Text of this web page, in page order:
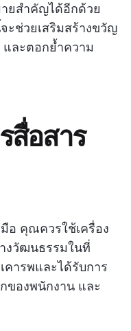
ยสำคัญได้อีกด้วย
ะช่วยเสริมสร้างขวัญ
และตอกย้ำความ
สื่อสาร
อ คุณควรใช้เครื่อง
งวัฒนธรรมในที่
ารพและได้รับการ
ของพนักงาน และ